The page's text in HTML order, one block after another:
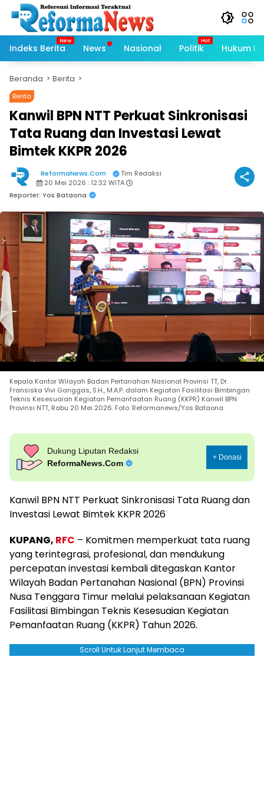
Langsung
konten
Indeks Berita
News Nasional Politik Hukum
Beranda Berita
Berita
Kanwil BPN NTT Perkuat Sinkronisasi
Tata Ruang dan Investasi Lewat
Bimtek KKPR 2026
ReformaNews.Com
Tim Redaksi
20 Mei 2026 : 12:32 WITA
Reporter: Yos Bataona
Kepala Kantor Wilayah Badan Pertanahan Nasional Provinsi TT, Dr.
Fransiska Vivi Ganggas, S.H., M.A.P. dalam Kegiatan Fasilitasi Bimbingan
Teknis Kesesuaian Kegiatan Pemanfaatan Ruang (KKPR) Kanwil BPN
Provinsi NTT, Rabu 20 Mei 2026. Foto: Reformanews/Yos Bataona
Dukung Liputan Redaksi
ReformaNews.Com
+ Donasi
Kanwil BPN NTT Perkuat Sinkronisasi Tata Ruang dan
Investasi Lewat Bimtek KKPR 2026
KUPANG, RFC – Komitmen memperkuat tata ruang
yang terintegrasi, profesional, dan mendukung
percepatan investasi kembali ditegaskan Kantor
Wilayah Badan Pertanahan Nasional (BPN) Provinsi
Nusa Tenggara Timur melalui pelaksanaan Kegiatan
Fasilitasi Bimbingan Teknis Kesesuaian Kegiatan
Pemanfaatan Ruang (KKPR) Tahun 2026.
Scroll Untuk Lanjut Membaca